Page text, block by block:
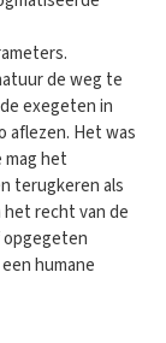
de weg te
exegeten in
aflezen. Het was
mag het
terugkeren als
recht van de
humane